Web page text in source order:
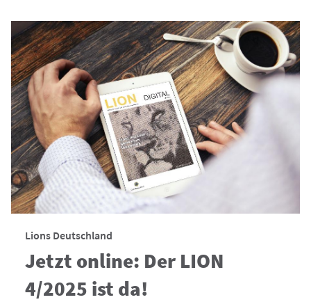
Lions Deutschland
Jetzt online: Der LION
4/2025 ist da!